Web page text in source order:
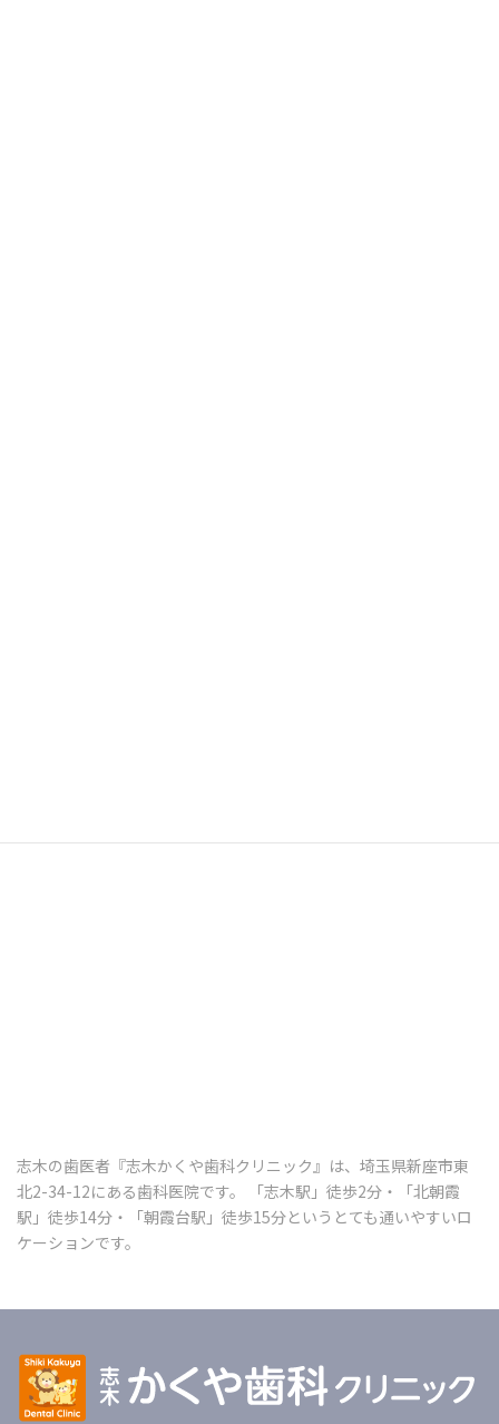
志木の歯医者『志木かくや歯科クリニック』は、埼玉県新座市東
北2-34-12にある歯科医院です。 「志木駅」徒歩2分・「北朝霞
駅」徒歩14分・「朝霞台駅」徒歩15分というとても通いやすいロ
ケーションです。